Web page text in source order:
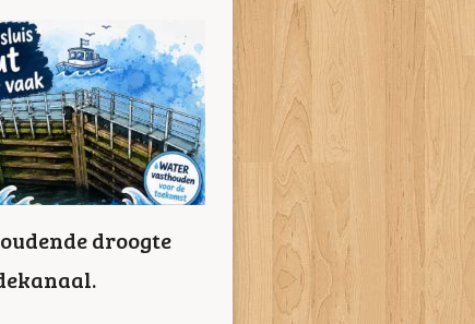
droogte